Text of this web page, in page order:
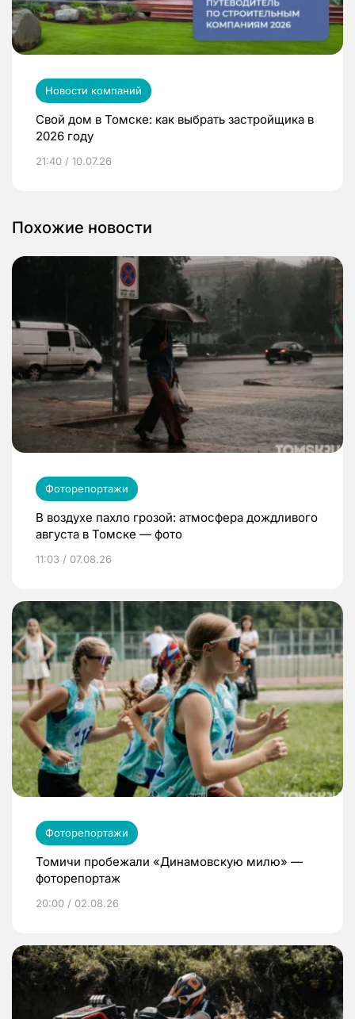
Новости компаний
Свой дом в Томске: как выбрать застройщика в
2026 году
21:40 / 10.07.26
Похожие новости
Фоторепортажи
В воздухе пахло грозой: атмосфера дождливого
августа в Томске — фото
11:03 / 07.08.26
Фоторепортажи
Томичи пробежали «Динамовскую милю» —
фоторепортаж
20:00 / 02.08.26